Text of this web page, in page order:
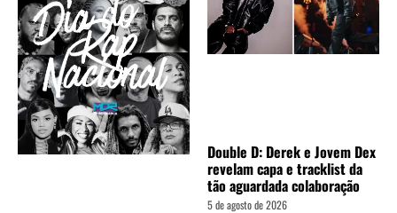
Double D: Derek e Jovem Dex
revelam capa e tracklist da
tão aguardada colaboração
5 de agosto de 2026